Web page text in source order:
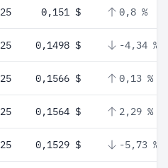
0,151 $ 0,8 %
0,1498 $ -4,34 %
0,1566 $ 0,13 %
0,1564 $ 2,29 %
0,1529 $ -5,73 %